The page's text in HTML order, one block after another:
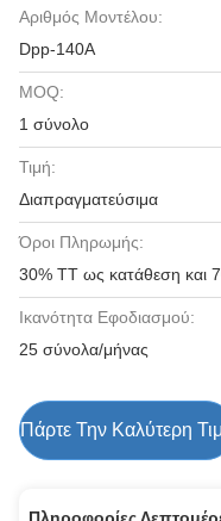
Αριθμός Μοντέλου:
Dpp-140A
MOQ:
1 σύνολο
Τιμή:
Διαπραγματεύσιμα
Όροι Πληρωμής:
30% TT ως κατάθεση και
Ικανότητα Εφοδιασμού:
25 σύνολα/μήνας
Πάρτε Την Καλύτερη